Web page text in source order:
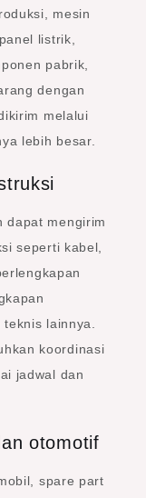
mesin
listrik,
pabrik,
dengan
melalui
lebih besar.
dapat mengirim
seperti kabel,
lainnya.
koordinasi
jadwal dan
otomotif
spare part